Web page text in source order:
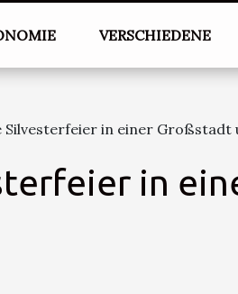
VERSCHIEDENE
Silvesterfeier in einer Großstadt
in